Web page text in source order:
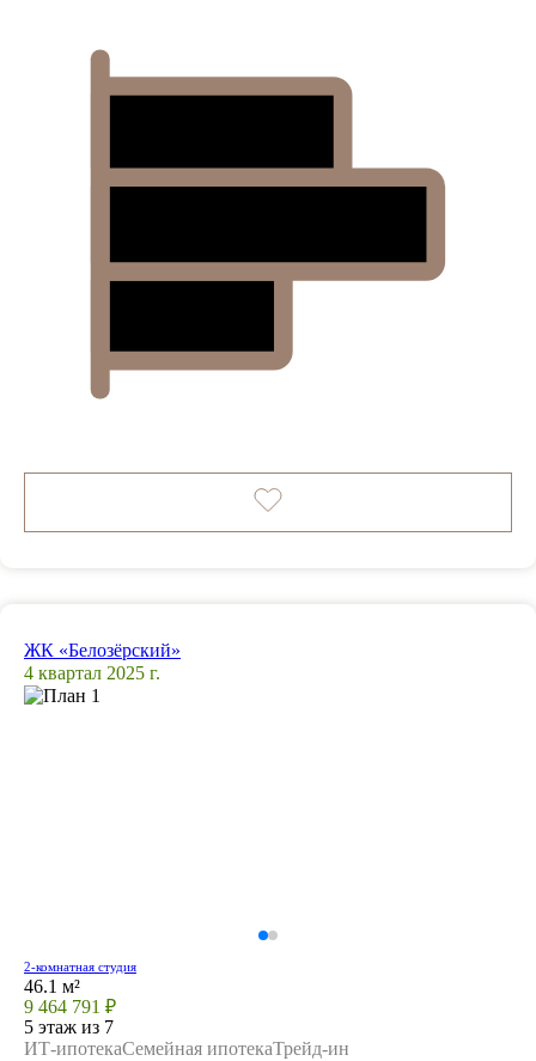
ЖК «Белозёрский»
4 квартал 2025 г.
2-комнатная студия
46.1 м²
9 464 791 ₽
5 этаж из 7
ИТ-ипотекаСемейная ипотекаТрейд-ин